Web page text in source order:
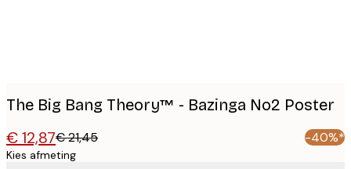
The Big Bang Theory™ - Bazinga No2 Poster
€ 12,87€ 21,45 -40%*
Kies afmeting